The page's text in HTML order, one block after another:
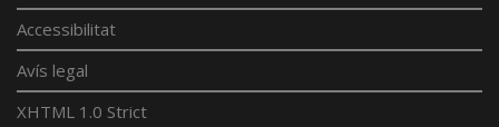
Accessibilitat
Avís legal
XHTML 1.0 Strict